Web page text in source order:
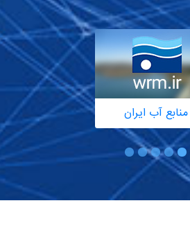
منابع آب ایران